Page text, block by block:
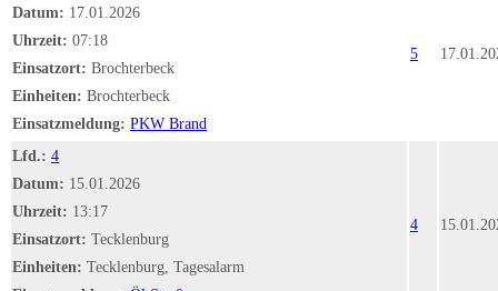
Datum: 17.01.2026
Uhrzeit: 07:18
Einsatzort: Brochterbeck
Einheiten: Brochterbeck
Einsatzmeldung: PKW Brand
5
Lfd.: 4
Datum: 15.01.2026
Uhrzeit: 13:17
Einsatzort: Tecklenburg
Einheiten: Tecklenburg, Tagesalarm
4